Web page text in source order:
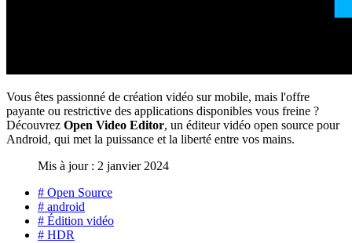
Vous êtes passionné de création vidéo sur mobile, mais l'offre
payante ou restrictive des applications disponibles vous freine ?
Découvrez Open Video Editor, un éditeur vidéo open source pour
Android, qui met la puissance et la liberté entre vos mains.
Mis à jour : 2 janvier 2024
# Open Source
# android
# Édition vidéo
# HDR